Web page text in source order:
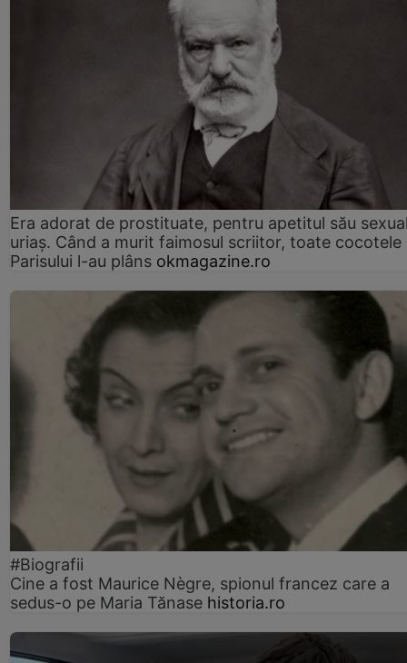
Era adorat de prostituate, pentru apetitul său
uriaș. Când a murit faimosul scriitor, toate cocotele
Parisului l-au plâns okmagazine.ro
#Biografii
Cine a fost Maurice Nègre, spionul francez care a
sedus-o pe Maria Tănase historia.ro